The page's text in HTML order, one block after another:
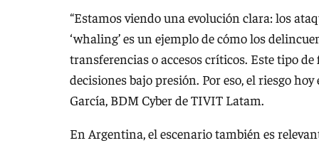
“Estamos viendo una evolución clara: los
‘whaling’ es un ejemplo de cómo los
transferencias o accesos críticos. Este tipo
decisiones bajo presión. Por eso, el riesgo
García, BDM Cyber de TIVIT Latam.
En Argentina, el escenario también es